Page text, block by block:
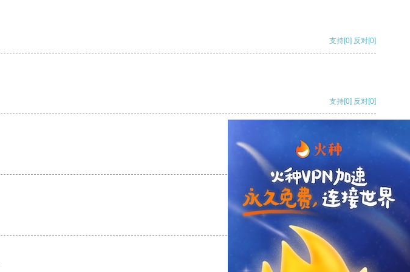
支持[0] 反对[0]
支持[0] 反对[0]
反对